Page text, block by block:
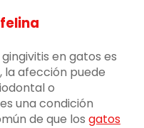
en gatos es
la afección puede
o
una condición
de que los gatos